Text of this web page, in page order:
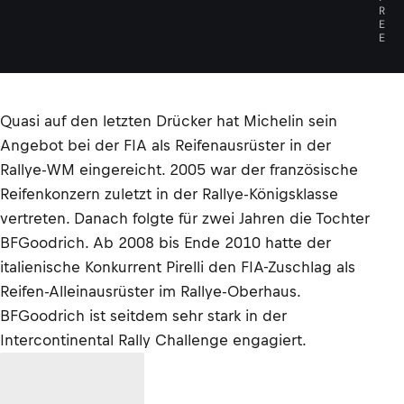
R
E
E
Quasi auf den letzten Drücker hat Michelin sein
Angebot bei der FIA als Reifenausrüster in der
Rallye-WM eingereicht. 2005 war der französische
Reifenkonzern zuletzt in der Rallye-Königsklasse
vertreten. Danach folgte für zwei Jahren die Tochter
BFGoodrich. Ab 2008 bis Ende 2010 hatte der
italienische Konkurrent Pirelli den FIA-Zuschlag als
Reifen-Alleinausrüster im Rallye-Oberhaus.
BFGoodrich ist seitdem sehr stark in der
Intercontinental Rally Challenge engagiert.